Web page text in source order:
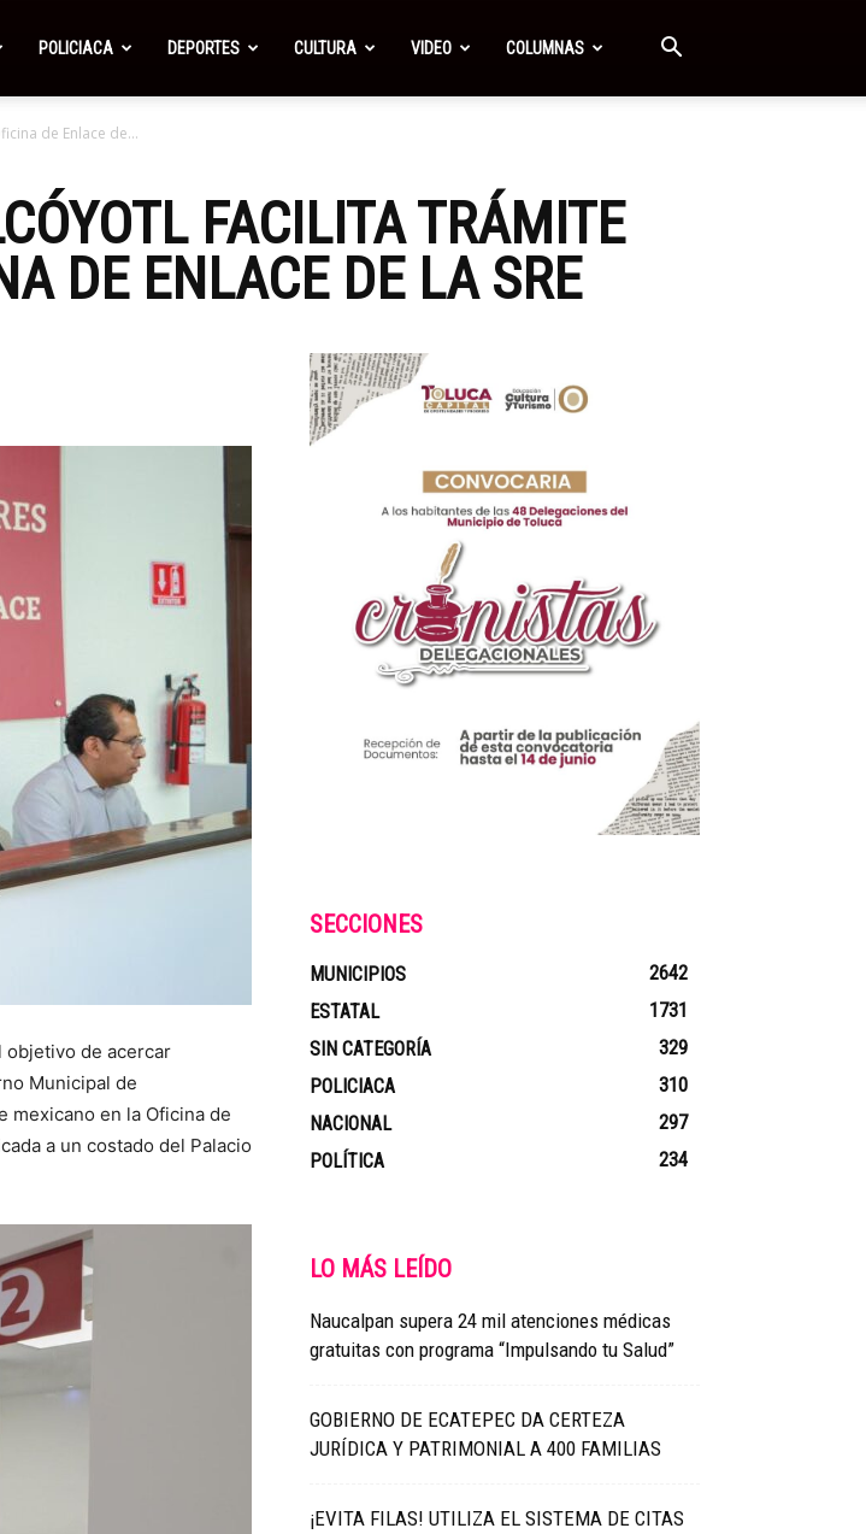
POLICIACA DEPORTES CULTURA VIDEO COLUMNAS
de Enlace de...
FACILITA TRÁMITE
DE ENLACE DE LA SRE
objetivo de acercar
Municipal de
mexicano en la Oficina de
a un costado del Palacio
SECCIONES
MUNICIPIOS
2642
ESTATAL
1731
SIN CATEGORÍA
329
POLICIACA
310
NACIONAL
297
POLÍTICA
234
LO MÁS LEÍDO
Naucalpan supera 24 mil atenciones médicas
gratuitas con programa “Impulsando tu Salud”
GOBIERNO DE ECATEPEC DA CERTEZA
JURÍDICA Y PATRIMONIAL A 400 FAMILIAS
¡EVITA FILAS! UTILIZA EL SISTEMA DE CITAS